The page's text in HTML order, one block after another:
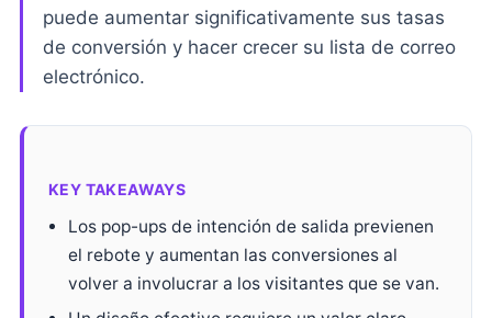
puede aumentar significativamente sus tasas
de conversión y hacer crecer su lista de correo
electrónico.
KEY TAKEAWAYS
Los pop-ups de intención de salida previenen
el rebote y aumentan las conversiones al
volver a involucrar a los visitantes que se van.